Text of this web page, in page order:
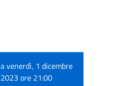
a venerdì, 1 dicembre
2023 ore 21:00